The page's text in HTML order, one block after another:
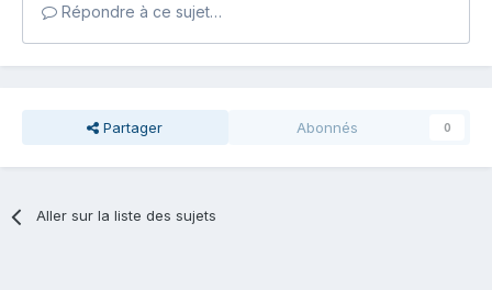
Répondre à ce sujet…
Partager Abonnés 0
Aller sur la liste des sujets